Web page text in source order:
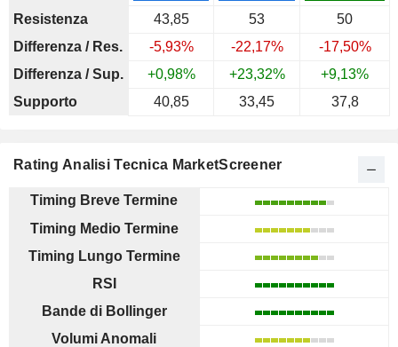
Resistenza
43,85 53
50
Differenza / Res.
-5,93% -22,17%
-17,50%
Differenza / Sup.
+0,98% +23,32%
+9,13%
Supporto
40,85 33,45 37,8
Rating Analisi Tecnica MarketScreener
Timing Breve Termine
Timing Medio Termine
Timing Lungo Termine
RSI
Bande di Bollinger
Volumi Anomali